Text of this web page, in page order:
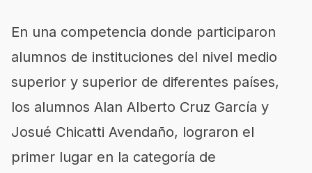
En una competencia donde participaron
alumnos de instituciones del nivel medio
superior y superior de diferentes países,
los alumnos Alan Alberto Cruz García y
Josué Chicatti Avendaño, lograron el
primer lugar en la categoría de